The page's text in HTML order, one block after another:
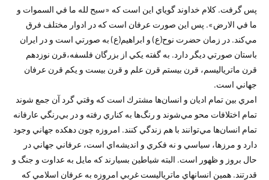
پس گرفت. كلام خداوند گوياي اين است كه «سبح لله ما في السموات و
ما في الارض». پس اين صورت عرفان است كه در ادوار مختلف فرق
مي‌كند. در زمان حضرت نوح(ع) و ابراهيم(ع) به صورتي است و در ايران
باستان صورتي ديگر دارد. به گفته يكي از بزرگان فلسفه،قرن نوزدهم
قرن ماترياليسم، قرن بيستم قرن علم و قرن بيست و يكم قرن عرفان
جهاني است.
امري بين تمام اديان و انسان‌ها مشترك است كه وقتي گرد آن جمع شوند
تمام اختلافات محو مي‌شوند و رنگ‌ها به كناري رفته و در بي‌رنگي عارفانه
تمام انسان‌ها مي‌توانند با هم زندگي كنند. امروزه چون دهكده جهاني وجود
دارد و مرزها، سياسي و نه فكري و انديشه‌اي است، عرفاني جهاني در
حال بروز و ظهور است. البته شياطين بسيارند كه مايل به عداوت و جنگ و
قدرتند. همين انسانهاي ماترياليست غربي امروزه به عرفان اسلامي كه